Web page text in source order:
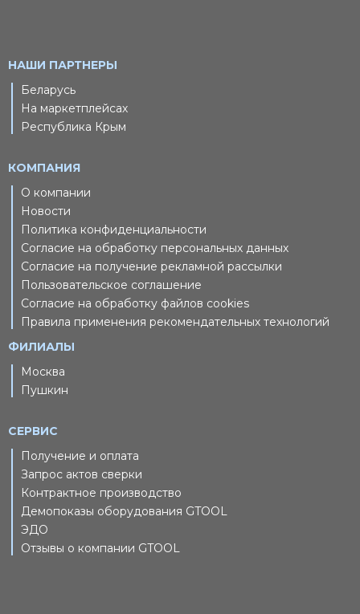
НАШИ ПАРТНЕРЫ
Беларусь
На маркетплейсах
Республика Крым
КОМПАНИЯ
О компании
Новости
Политика конфиденциальности
Согласие на обработку персональных данных
Согласие на получение рекламной рассылки
Пользовательское соглашение
Согласие на обработку файлов cookies
Правила применения рекомендательных технологий
ФИЛИАЛЫ
Москва
Пушкин
СЕРВИС
Получение и оплата
Запрос актов сверки
Контрактное производство
Демопоказы оборудования GTOOL
ЭДО
Отзывы о компании GTOOL